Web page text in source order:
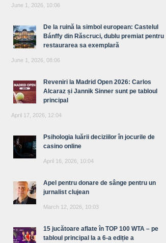
June 1, 2026, 10:06
De la ruină la simbol european: Castelul
Bánffy din Răscruci, dublu premiat pentru
restaurarea sa exemplară
June 1, 2026, 08:06
Reveniri la Madrid Open 2026: Carlos
Alcaraz și Jannik Sinner sunt pe tabloul
principal
April 17, 2026, 12:04
Psihologia luării deciziilor în jocurile de
casino online
April 16, 2026, 10:04
Apel pentru donare de sânge pentru un
jurnalist clujean
March 12, 2026, 10:03
15 jucătoare aflate în TOP 100 WTA – pe
tabloul principal la a 6-a ediție a